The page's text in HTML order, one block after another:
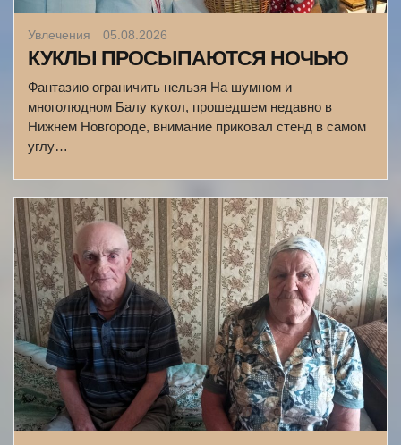
Увлечения 05.08.2026
КУКЛЫ ПРОСЫПАЮТСЯ НОЧЬЮ
Фантазию ограничить нельзя На шумном и
многолюдном Балу кукол, прошедшем недавно в
Нижнем Новгороде, внимание приковал стенд в самом
углу…